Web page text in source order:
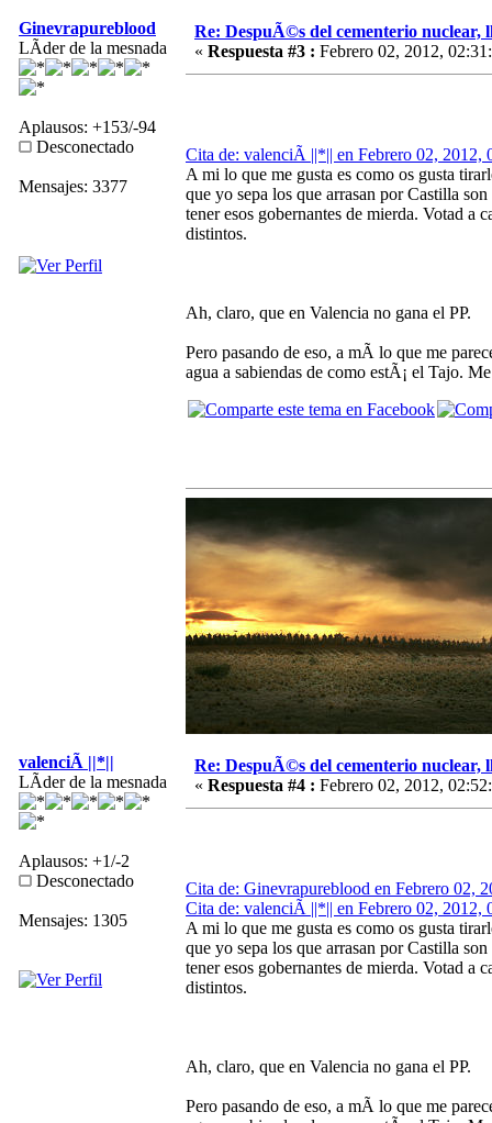
Ginevrapureblood
LÃ­der de la mesnada
Aplausos: +153/-94
Desconectado
Mensajes: 3377
Re: DespuÃ©s del cementerio nuclear,
« Respuesta #3 : Febrero 02, 2012,
Cita de: valenciÃ ||*|| en Febrero 02, 2012,
A mi lo que me gusta es como os gusta
que yo sepa los que arrasan por Castilla
tener esos gobernantes de mierda. Votad a
distintos.
Ah, claro, que en Valencia no gana el PP.
Pero pasando de eso, a mÃ­ lo que me
agua a sabiendas de como estÃ¡ el Tajo.
valenciÃ ||*||
LÃ­der de la mesnada
Aplausos: +1/-2
Desconectado
Mensajes: 1305
Re: DespuÃ©s del cementerio nuclear,
« Respuesta #4 : Febrero 02, 2012,
Cita de: Ginevrapureblood en Febrero 02,
Cita de: valenciÃ ||*|| en Febrero 02, 2012,
A mi lo que me gusta es como os gusta
que yo sepa los que arrasan por Castilla
tener esos gobernantes de mierda. Votad a
distintos.
Ah, claro, que en Valencia no gana el PP.
Pero pasando de eso, a mÃ­ lo que me